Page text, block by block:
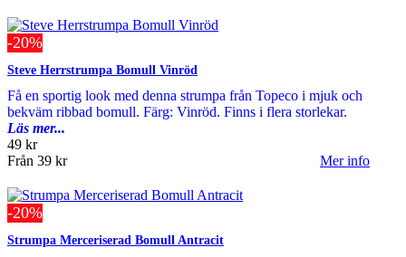
-20%
Steve Herrstrumpa Bomull Vinröd
Få en sportig look med denna strumpa från Topeco i mjuk och
bekväm ribbad bomull. Färg: Vinröd. Finns i flera storlekar.
Läs mer...
49 kr
Från 39 kr Mer info
-20%
Strumpa Merceriserad Bomull Antracit